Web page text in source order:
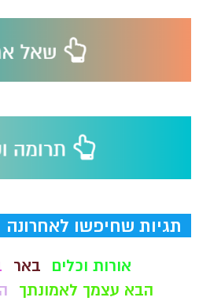
תגיות שחיפשו לאחרונה
אורות וכלים באר
הבא עצמך לאמונתך